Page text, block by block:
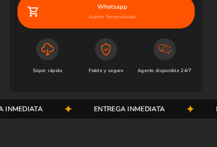
Whatsapp
Asesor Personalizado
Súper rápido Fiable y seguro Agente disponible 24/7
ENTREGA INMEDIATA